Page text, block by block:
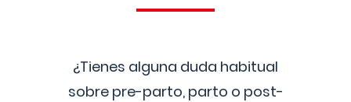
¿Tienes alguna duda habitual
sobre pre-parto, parto o post-